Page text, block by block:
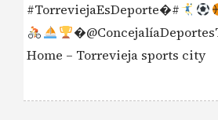
#TorreviejaEsDeporte�#
Home – Torrevieja sports city